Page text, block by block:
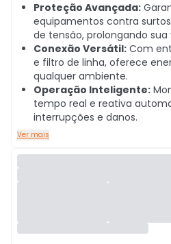
Proteção Avançada:
equipamentos contra
de tensão, prolongando sua
Conexão Versátil: Com
e filtro de linha, oferece
qualquer ambiente.
Operação Inteligente:
tempo real e reativa
interrupções e danos.
Ver mais